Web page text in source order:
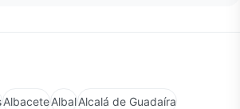
AlbaceteAlbalAlcalá de Guadaíra